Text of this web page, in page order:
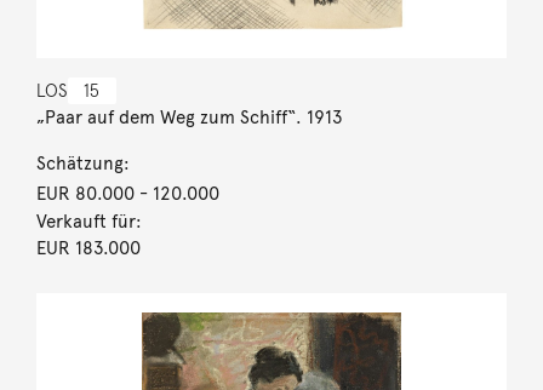
LOS 15
„Paar auf dem Weg zum Schiff“. 1913
Schätzung:
EUR 80.000- 120.000
Verkauft für:
EUR 183.000